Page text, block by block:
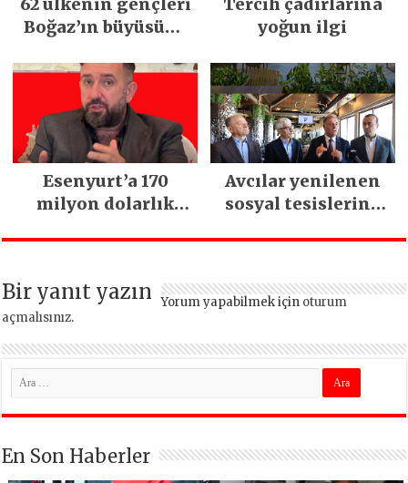
Boğaz’ın büyüsüne
yoğun ilgi
Esenyurt’a 170
milyon dolarlık
Avcılar yenilenen
sosyal tesislerine
Bir yanıt yazın Yorum yapabilmek için oturum
açmalısınız.
En Son Haberler